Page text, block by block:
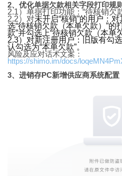
2、优化单据欠款相关字段打印规
2.1）单据打印功能：“待核销欠
2.2）对未开启“核销”的用户：
选“待核销欠款（本单欠款）”的
款”并勾选上“待核销欠款（本单
2.3）对新注册用户：
旧版有勾
认勾选为“本单欠款”。
风险及应对话术文案：
https://shimo.im/docs/
3、进销存PC新增供应商系统配置